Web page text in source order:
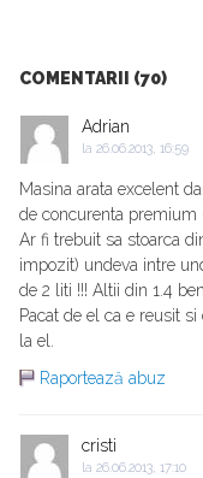
COMENTARII (70)
Adrian
la 26.06.2013, 16:59
Masina arata excelent
de concurenta premium
Ar fi trebuit sa stoarca
impozit) undeva intre
de 2 liti !!! Altii din 1.4
Pacat de el ca e reusit
la el.
Raportează abuz
cristi
la 26.06.2013, 17:10